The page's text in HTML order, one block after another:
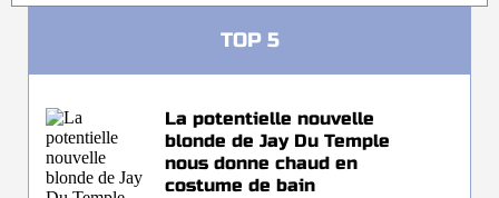
TOP 5
La potentielle nouvelle
blonde de Jay Du Temple
nous donne chaud en
costume de bain